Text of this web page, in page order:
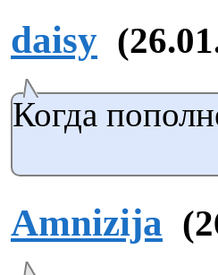
daisy
Когда
Amnizija